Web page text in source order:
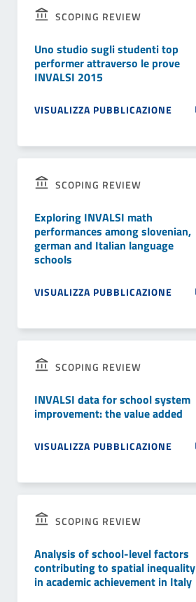
SCOPING REVIEW
Uno studio sugli studenti top
performer attraverso le prove
INVALSI 2015
VISUALIZZA PUBBLICAZIONE
SCOPING REVIEW
Exploring INVALSI math
performances among slovenian,
german and Italian language
schools
VISUALIZZA PUBBLICAZIONE
SCOPING REVIEW
INVALSI data for school system
improvement: the value added
VISUALIZZA PUBBLICAZIONE
SCOPING REVIEW
Analysis of school-level factors
contributing to spatial inequality
in academic achievement in Italy